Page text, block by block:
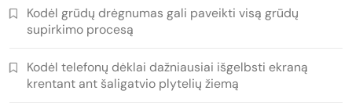
Kodėl grūdų drėgnumas gali paveikti visą grūdų
supirkimo procesą
Kodėl telefonų dėklai dažniausiai išgelbsti ekraną
krentant ant šaligatvio plytelių žiemą